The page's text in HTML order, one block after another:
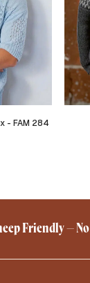
- FAM 284
Friendly –